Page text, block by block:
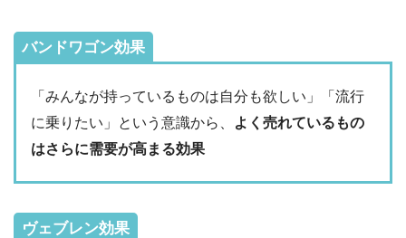
バンドワゴン効果
「みんなが持っているものは自分も欲しい」「流行
に乗りたい」という意識から、
よく売れているもの
はさらに需要が高まる効果
ヴェブレン効果